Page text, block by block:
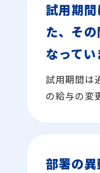
試用期
た、そ
なってい
試用期間は
の給与の変
部署の異